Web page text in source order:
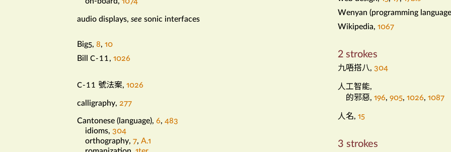
audio displays, see sonic interfaces
bBig5, 8, 10
Bill C-11 , 1026
cC-11 號法案, 1026
calligraphy, 277
Cantonese (language), 6, 483
idioms, 304
orthography, 7, A.1
Wenyan (programming
Wikipedia, 1067
2 strokes
九唔搭八, 304
人工智能,
的邪惡, 196, 905, 1026, 1087
人名, 15
3 strokes